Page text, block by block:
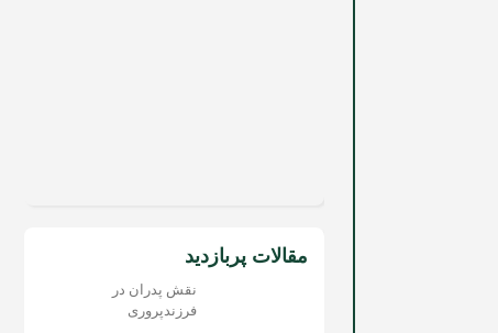
مقالات پربازدید
نقش پدران در
فرزندپروری